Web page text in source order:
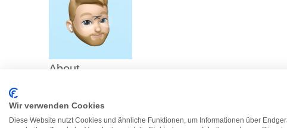
About
(5 articles)
Wir verwenden Cookies
Diese Website nutzt Cookies und ähnliche Funktionen, um Informationen über